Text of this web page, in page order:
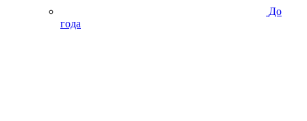
До
года